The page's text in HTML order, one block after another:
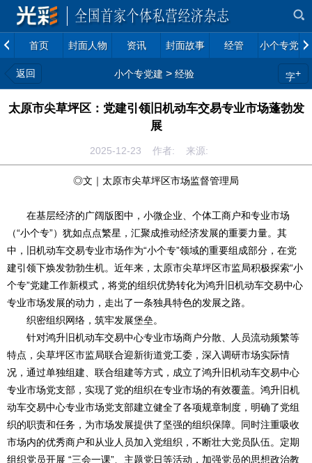
首页 封面人物 资讯 封面故事 经管 小个专党建
返回 小个专党建 > 经验 字+
太原市尖草坪区：党建引领旧机动车交易专业市场蓬勃发
展
2025-12-23 作者: 来源:
◎文｜太原市尖草坪区市场监督管理局
在基层经济的广阔版图中，小微企业、个体工商户和专业市场
（“小个专”）犹如点点繁星，汇聚成推动经济发展的重要力量。其
中，旧机动车交易专业市场作为“小个专”领域的重要组成部分，在党
建引领下焕发勃勃生机。近年来，太原市尖草坪区市监局积极探索“小
个专”党建工作新模式，将党的组织优势转化为鸿升旧机动车交易中心
专业市场发展的动力，走出了一条独具特色的发展之路。
织密组织网络，筑牢发展堡垒。
针对鸿升旧机动车交易中心专业市场商户分散、人员流动频繁等
特点，尖草坪区市监局联合迎新街道党工委，深入调研市场实际情
况，通过单独组建、联合组建等方式，成立了鸿升旧机动车交易中心
专业市场党支部，实现了党的组织在专业市场的有效覆盖。鸿升旧机
动车交易中心专业市场党支部建立健全了各项规章制度，明确了党组
织的职责和任务，为市场发展提供了坚强的组织保障。同时注重吸收
市场内的优秀商户和从业人员加入党组织，不断壮大党员队伍。定期
组织党员开展 “三会一课”、主题党日等活动，加强党员的思想政治教